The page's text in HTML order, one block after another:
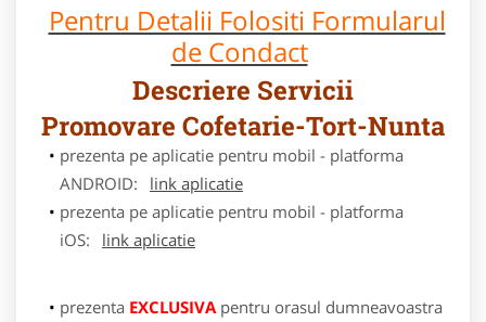
Pentru Detalii Folositi Formularul
de Condact
Descriere Servicii
Promovare Cofetarie-Tort-Nunta
prezenta pe aplicatie pentru mobil - platforma
ANDROID:
link aplicatie
prezenta pe aplicatie pentru mobil - platforma
iOS:
link aplicatie
prezenta EXCLUSIVApentru orasul dumneavoastra